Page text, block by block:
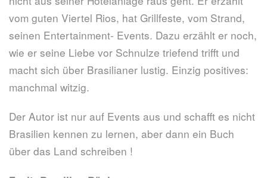
vom guten Viertel Rios, hat Grillfeste, vom Strand,
seinen Entertainment- Events. Dazu erzählt er noch,
wie er seine Liebe vor Schnulze triefend trifft und
macht sich über Brasilianer lustig. Einzig positives:
manchmal witzig.
Der Autor ist nur auf Events aus und schafft es nicht
Brasilien kennen zu lernen, aber dann ein Buch
über das Land schreiben !